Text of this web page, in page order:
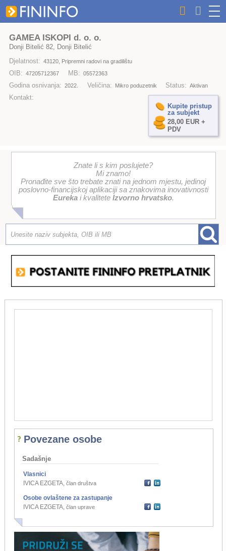
GAMEA ISKOPI d. o. o.
Donji Bitelić 82, Donji Bitelić
Djelatnost: 43120, Pripremni radovi na gradilištu
OIB: 47205712367 MB: 05572363
Godina osnivanja: 2022. Veličina: Mikro poduzetnik Status: Aktivan
Kontakt:
Kupite pristup
za subjekt
28,00 EUR +
PDV
Znate li s kim poslujete?
Mi znamo!
Pronađite sve što trebate znati na jednom mjestu, jedinoj
poslovno-financijskoj aplikaciji sa znakovima inovativnosti
Eurekai kvalitete Izvorno hrvatsko.
Povezane osobe
Sadašnje
Vlasnici
IVICA EZGETA, član društva
Osobe ovlaštene za zastupanje
IVICA EZGETA, član uprave